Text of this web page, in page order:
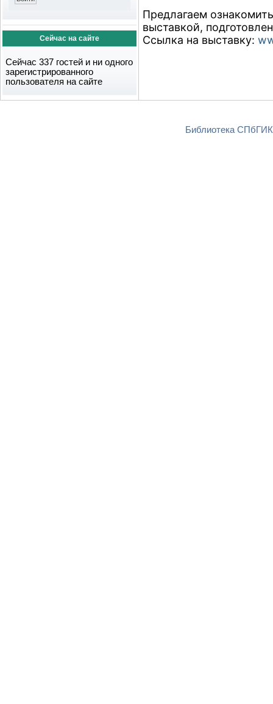
Сейчас на сайте
Сейчас 337 гостей и ни одного
зарегистрированного
пользователя на сайте
Предлагаем
выставкой,
Ссылка на выставку:
Библиотека